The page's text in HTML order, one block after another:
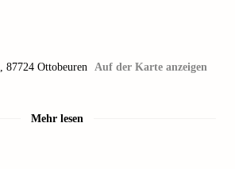
, 87724 Ottobeuren Auf der Karte anzeigen
Mehr lesen